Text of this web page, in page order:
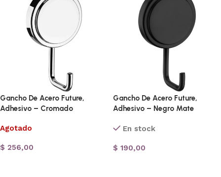
Gancho De Acero Future,
Adhesivo – Cromado
Agotado
$ 256,00
Gancho De Acero Future,
Adhesivo – Negro Mate
En stock
$ 190,00